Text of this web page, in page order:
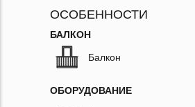
ОСОБЕННОСТИ
БАЛКОН
Балкон
ОБОРУДОВАНИЕ